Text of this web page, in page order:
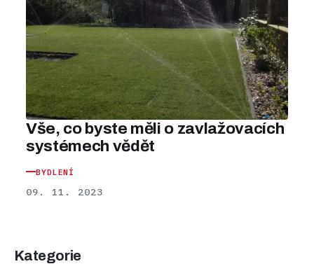
Vše, co byste měli o zavlažovacích
systémech vědět
BYDLENÍ
09. 11. 2023
Kategorie